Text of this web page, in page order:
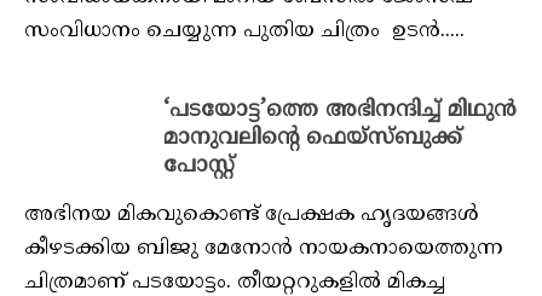
സംവിധാനം ചെയ്യുന്ന പുതിയ ചിത്രം ഉടൻ.....
‘പടയോട്ട’ത്തെ അഭിനന്ദിച്ച് മിഥുന്‍
മാനുവലിന്റെ ഫെയ്‌സ്ബുക്ക്
പോസ്റ്റ്
അഭിനയ മികവുകൊണ്ട് പ്രേക്ഷക ഹൃദയങ്ങള്‍
കീഴടക്കിയ ബിജു മേനോന്‍ നായകനായെത്തുന്ന
ചിത്രമാണ് പടയോട്ടം. തീയറ്ററുകളില്‍ മികച്ച